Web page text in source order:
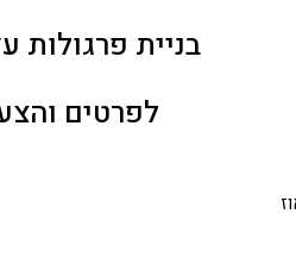
בניית פרגולות
לפרטים